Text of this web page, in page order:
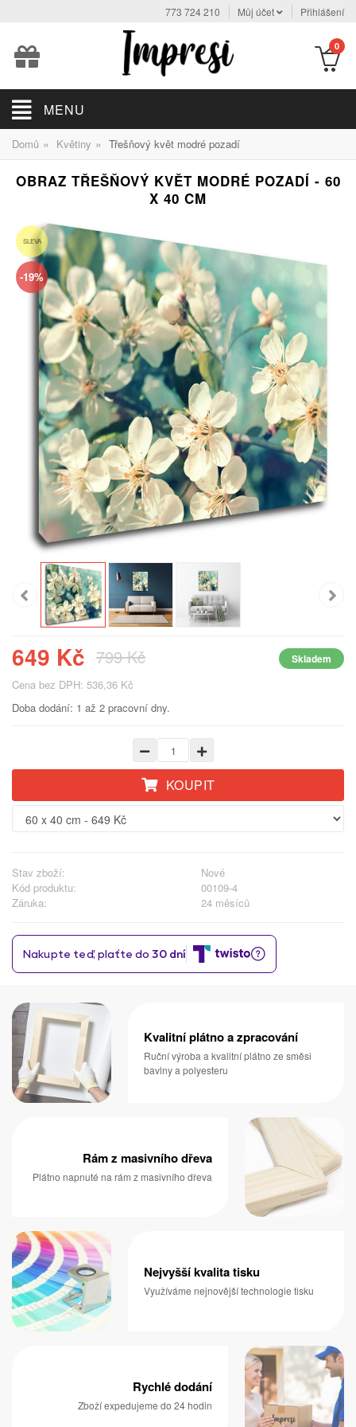
773 724 210 Můj účet Přihlášení
0
MENU
Domů » Květiny » Třešňový květ modré pozadí
OBRAZ TŘEŠŇOVÝ KVĚT MODRÉ POZADÍ - 60
X 40 CM
SLEVA
-19%
649 Kč 799 Kč Skladem
Cena bez DPH: 536,36 Kč
Doba dodání: 1 až 2 pracovní dny.
KOUPIT
Stav zboží:
Nové
Kód produktu:
00109-4
Záruka:
24 měsíců
Kvalitní plátno a zpracování
Ruční výroba a kvalitní plátno ze směsi
bavlny a polyesteru
Rám z masivního dřeva
Plátno napnuté na rám z masivního dřeva
Nejvyšší kvalita tisku
Využíváme nejnovější technologie tisku
Rychlé dodání
Zboží expedujeme do 24 hodin